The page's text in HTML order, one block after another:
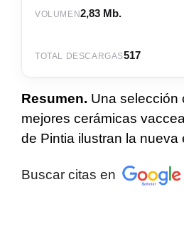
VOLUMEN2,83 Mb.
TOTAL DESCARGAS517
Resumen. Una selección
mejores cerámicas
de Pintia ilustran la nueva
Buscar citas en